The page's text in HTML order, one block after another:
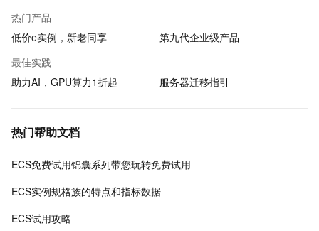
热门产品
低价e实例，新老同享
第九代企业级产品
最佳实践
助力AI，GPU算力1折起
服务器迁移指引
热门帮助文档
ECS免费试用锦囊系列带您玩转免费试用
ECS实例规格族的特点和指标数据
ECS试用攻略